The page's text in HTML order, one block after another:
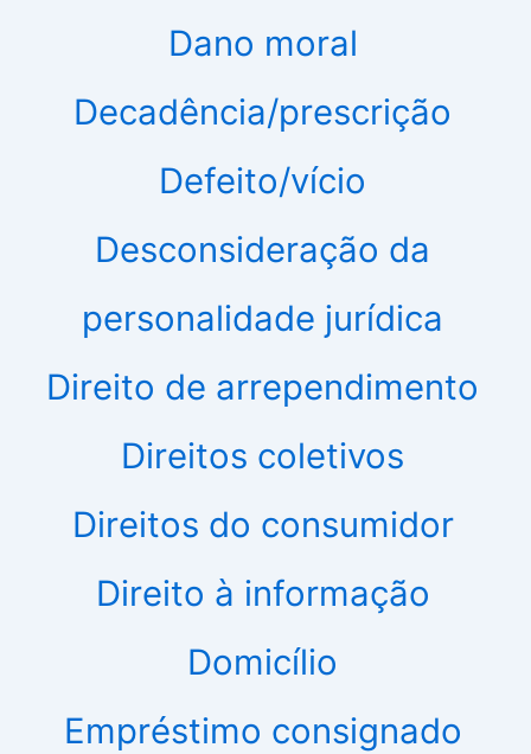
Dano moral
Decadência/prescrição
Defeito/vício
Desconsideração da
personalidade jurídica
Direito de arrependimento
Direitos coletivos
Direitos do consumidor
Direito à informação
Domicílio
Empréstimo consignado